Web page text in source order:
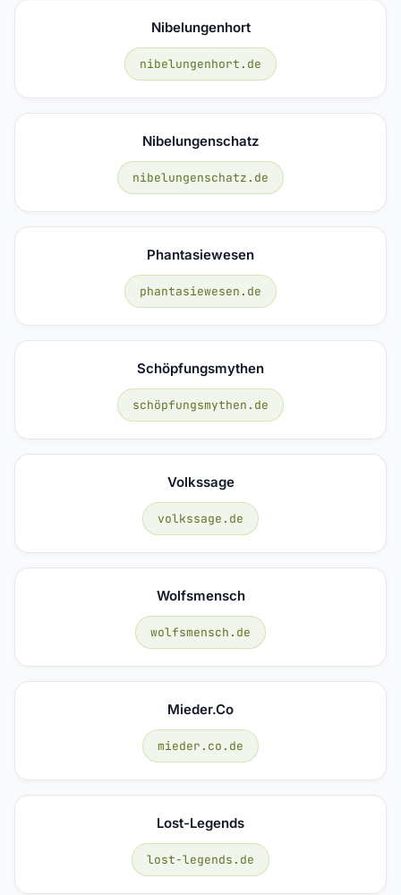
Nibelungenhort
nibelungenhort.de
Nibelungenschatz
nibelungenschatz.de
Phantasiewesen
phantasiewesen.de
Schöpfungsmythen
schöpfungsmythen.de
Volkssage
volkssage.de
Wolfsmensch
wolfsmensch.de
Mieder.co
mieder.co.de
Lost-Legends
lost-legends.de